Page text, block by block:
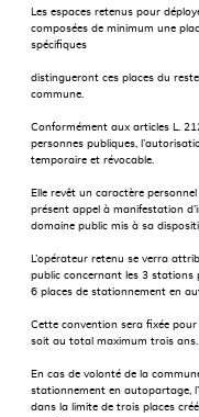
Les espaces retenus pour
composées de minimum une
spécifiques
distingueront ces places du
commune.
Conformément aux articles L.
personnes publiques,
temporaire et révocable.
Elle revêt un caractère
présent appel à manifestation
domaine public mis à sa
L’opérateur retenu se verra
public concernant les 3 stations
6 places de stationnement en
Cette convention sera fixée
soit au total maximum trois ans.
En cas de volonté de la
stationnement en autopartage,
dans la limite de trois places